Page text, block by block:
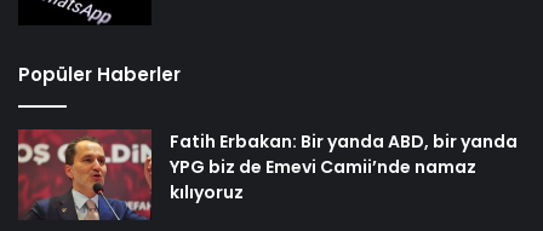
Popüler Haberler
Fatih Erbakan: Bir yanda ABD, bir yanda
YPG biz de Emevi Camii’nde namaz
kılıyoruz